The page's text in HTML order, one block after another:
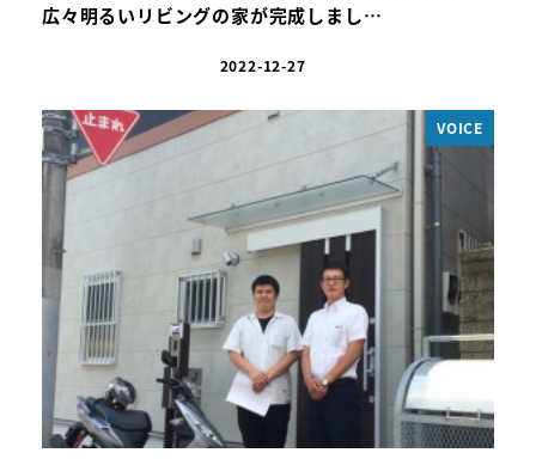
広々明るいリビングの家が完成しまし…
2022-12-27
VOICE